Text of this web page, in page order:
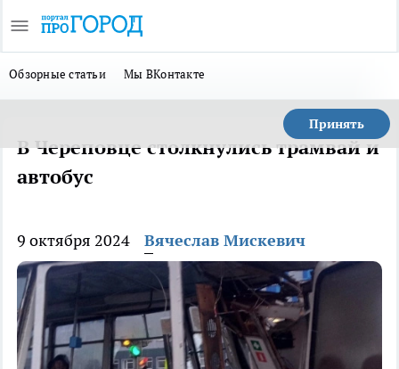
Обзорные статьи Мы ВКонтакте
Принять
В Череповце столкнулись трамвай и
автобус
9 октября 2024 Вячеслав Мискевич